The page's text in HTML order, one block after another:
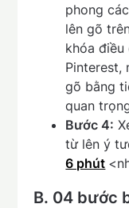
phong
lên gõ
khóa
Pinterest,
gõ bằng
quan
Bước 4:
từ lên ý
6 phút
B. 04 bước